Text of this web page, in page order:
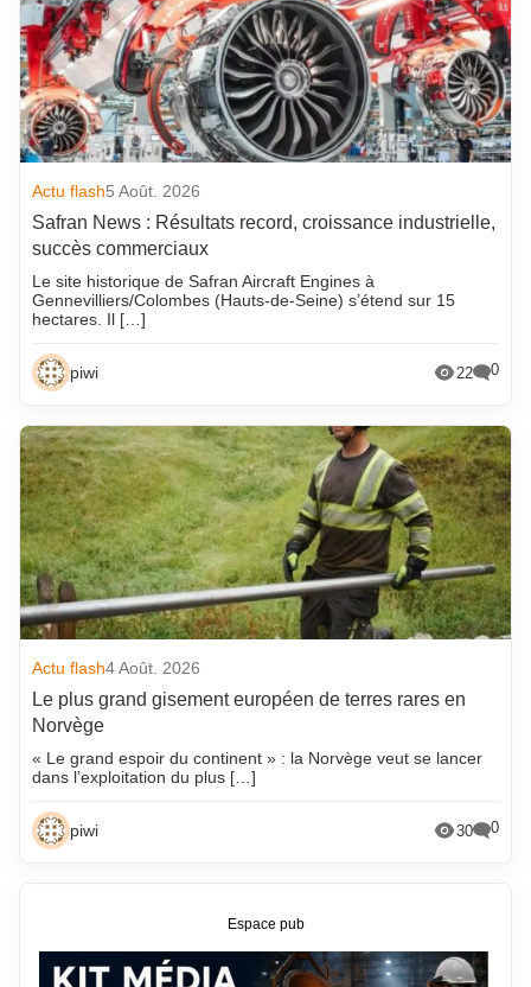
Actu flash5 Août. 2026
Safran News : Résultats record, croissance industrielle,
succès commerciaux
Le site historique de Safran Aircraft Engines à
Gennevilliers/Colombes (Hauts-de-Seine) s’étend sur 15
hectares. Il […]
piwi 22 0
Actu flash4 Août. 2026
Le plus grand gisement européen de terres rares en
Norvège
« Le grand espoir du continent » : la Norvège veut se lancer
dans l’exploitation du plus […]
piwi 30 0
Espace pub